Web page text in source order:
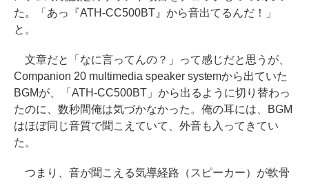
た。「あっ『ATH-CC500BT』から音出てるんだ！」
と。
文章だと「なに言ってんの？」って感じだと思うが、
Companion 20 multimedia speaker systemから出ていた
BGMが、「ATH-CC500BT」から出るように切り替わっ
たのに、数秒間俺は気づかなかった。俺の耳には、BGM
はほぼ同じ音質で聞こえていて、外音も入ってきてい
た。
つまり、音が聞こえる気導経路（スピーカー）が軟骨